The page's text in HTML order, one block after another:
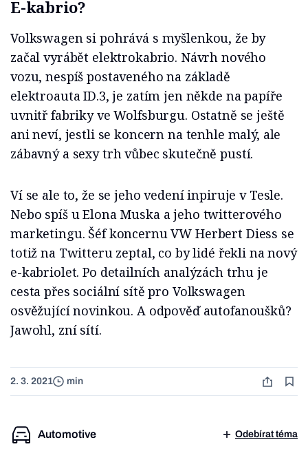
E-kabrio?
Volkswagen si pohrává s myšlenkou, že by
začal vyrábět elektrokabrio. Návrh nového
vozu, nespíš postaveného na základě
elektroauta ID.3, je zatím jen někde na papíře
uvnitř fabriky ve Wolfsburgu. Ostatně se ještě
ani neví, jestli se koncern na tenhle malý, ale
zábavný a sexy trh vůbec skutečně pustí.
Ví se ale to, že se jeho vedení inpiruje v Tesle.
Nebo spíš u Elona Muska a jeho twitterového
marketingu. Šéf koncernu VW Herbert Diess se
totiž na Twitteru zeptal, co by lidé řekli na nový
e-kabriolet. Po detailních analýzách trhu je
cesta přes sociální sítě pro Volkswagen
osvěžující novinkou. A odpověď autofanoušků?
Jawohl, zní sítí.
2. 3. 2021 min
Automotive Odebírat téma